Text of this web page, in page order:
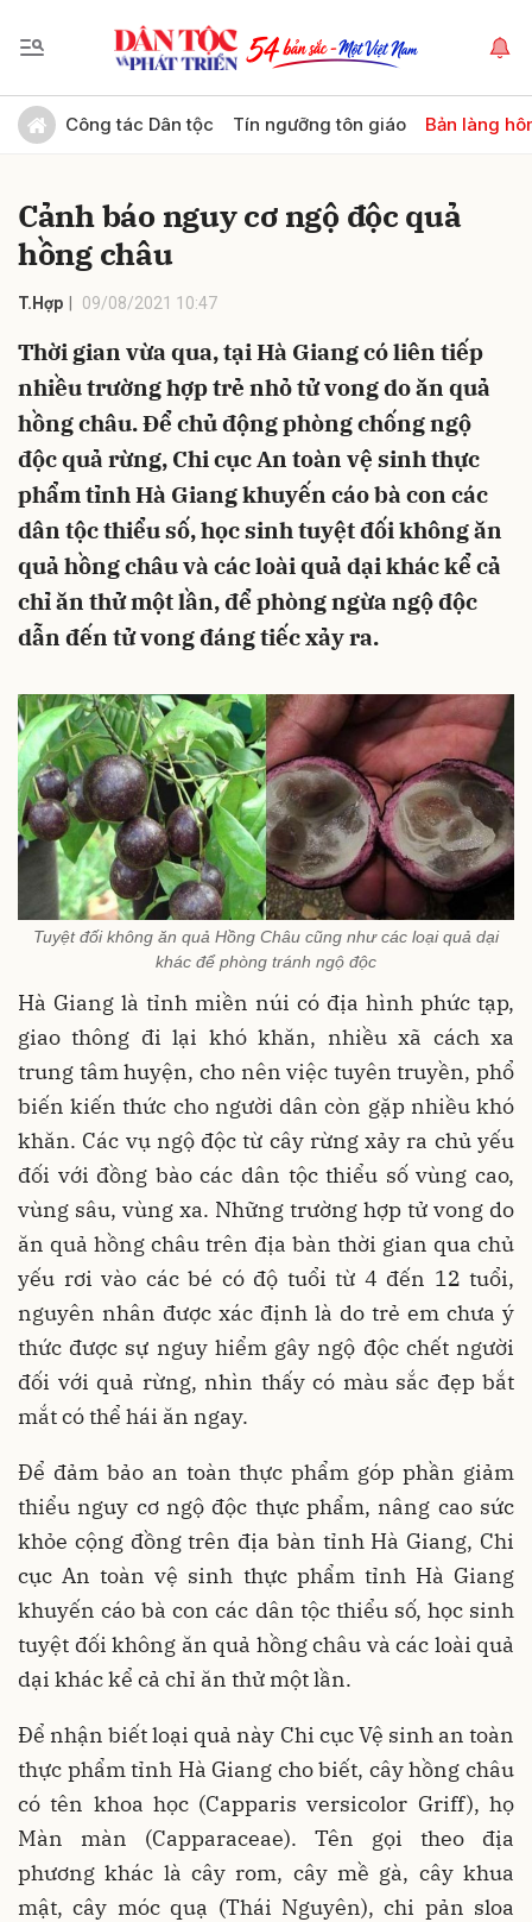
Công tác Dân tộc Tín ngưỡng tôn giáo Bản làng
Cảnh báo nguy cơ ngộ độc quả
hồng châu
T.Hợp 09/08/2021 10:47
Thời gian vừa qua, tại Hà Giang có liên tiếp
nhiều trường hợp trẻ nhỏ tử vong do ăn quả
hồng châu. Để chủ động phòng chống ngộ
độc quả rừng, Chi cục An toàn vệ sinh thực
phẩm tỉnh Hà Giang khuyến cáo bà con các
dân tộc thiểu số, học sinh tuyệt đối không ăn
quả hồng châu và các loài quả dại khác kể cả
chỉ ăn thử một lần, để phòng ngừa ngộ độc
dẫn đến tử vong đáng tiếc xảy ra.
Tuyệt đối không ăn quả Hồng Châu cũng như các loại quả dại
khác để phòng tránh ngộ độc
Hà Giang là tỉnh miền núi có địa hình phức tạp,
giao thông đi lại khó khăn, nhiều xã cách xa
trung tâm huyện, cho nên việc tuyên truyền, phổ
biến kiến thức cho người dân còn gặp nhiều khó
khăn. Các vụ ngộ độc từ cây rừng xảy ra chủ yếu
đối với đồng bào các dân tộc thiểu số vùng cao,
vùng sâu, vùng xa. Những trường hợp tử vong do
ăn quả hồng châu trên địa bàn thời gian qua chủ
yếu rơi vào các bé có độ tuổi từ 4 đến 12 tuổi,
nguyên nhân được xác định là do trẻ em chưa ý
thức được sự nguy hiểm gây ngộ độc chết người
đối với quả rừng, nhìn thấy có màu sắc đẹp bắt
mắt có thể hái ăn ngay.
Để đảm bảo an toàn thực phẩm góp phần giảm
thiểu nguy cơ ngộ độc thực phẩm, nâng cao sức
khỏe cộng đồng trên địa bàn tỉnh Hà Giang, Chi
cục An toàn vệ sinh thực phẩm tỉnh Hà Giang
khuyến cáo bà con các dân tộc thiểu số, học sinh
tuyệt đối không ăn quả hồng châu và các loài quả
dại khác kể cả chỉ ăn thử một lần.
Để nhận biết loại quả này Chi cục Vệ sinh an toàn
thực phẩm tỉnh Hà Giang cho biết, cây hồng châu
có tên khoa học (Capparis versicolor Griff), họ
Màn màn (Capparaceae). Tên gọi theo địa
phương khác là cây rom, cây mề gà, cây khua
mật, cây móc quạ (Thái Nguyên), chi pản sloa
Gửi bình luận
Hủy Gửi